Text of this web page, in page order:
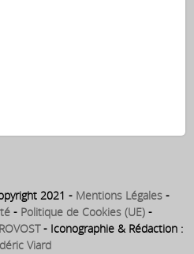
2021 - Mentions Légales -
- Politique de Cookies (UE) -
- Iconographie & Rédaction :
Viard